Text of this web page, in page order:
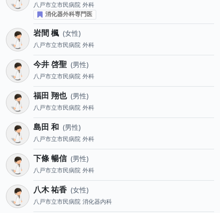
八戸市立市民病院 外科
消化器外科専門医
岩間 楓 女性
八戸市立市民病院 外科
今井 啓聖 男性
八戸市立市民病院 外科
福田 翔也 男性
八戸市立市民病院 外科
島田 和 男性
八戸市立市民病院 外科
下條 暢信 男性
八戸市立市民病院 外科
八木 祐香 女性
八戸市立市民病院 消化器内科